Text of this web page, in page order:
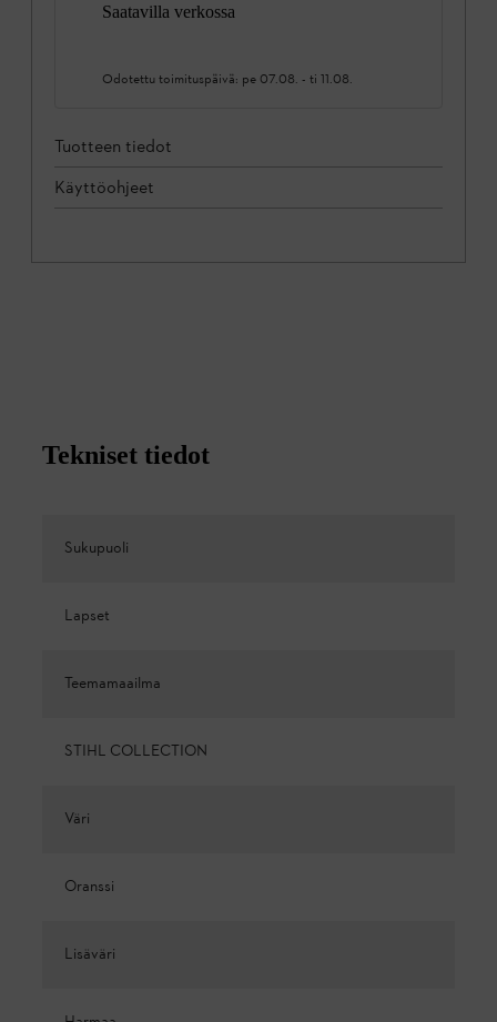
Saatavilla verkossa
Odotettu toimituspäivä: pe 07.08. - ti 11.08.
Tuotteen tiedot
Käyttöohjeet
Tekniset tiedot
Sukupuoli
Lapset
Teemamaailma
STIHL COLLECTION
Väri
Oranssi
Lisäväri